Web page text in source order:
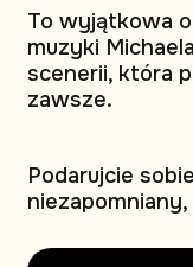
To wyjątkowa
muzyki
scenerii, która
zawsze.
Podarujcie